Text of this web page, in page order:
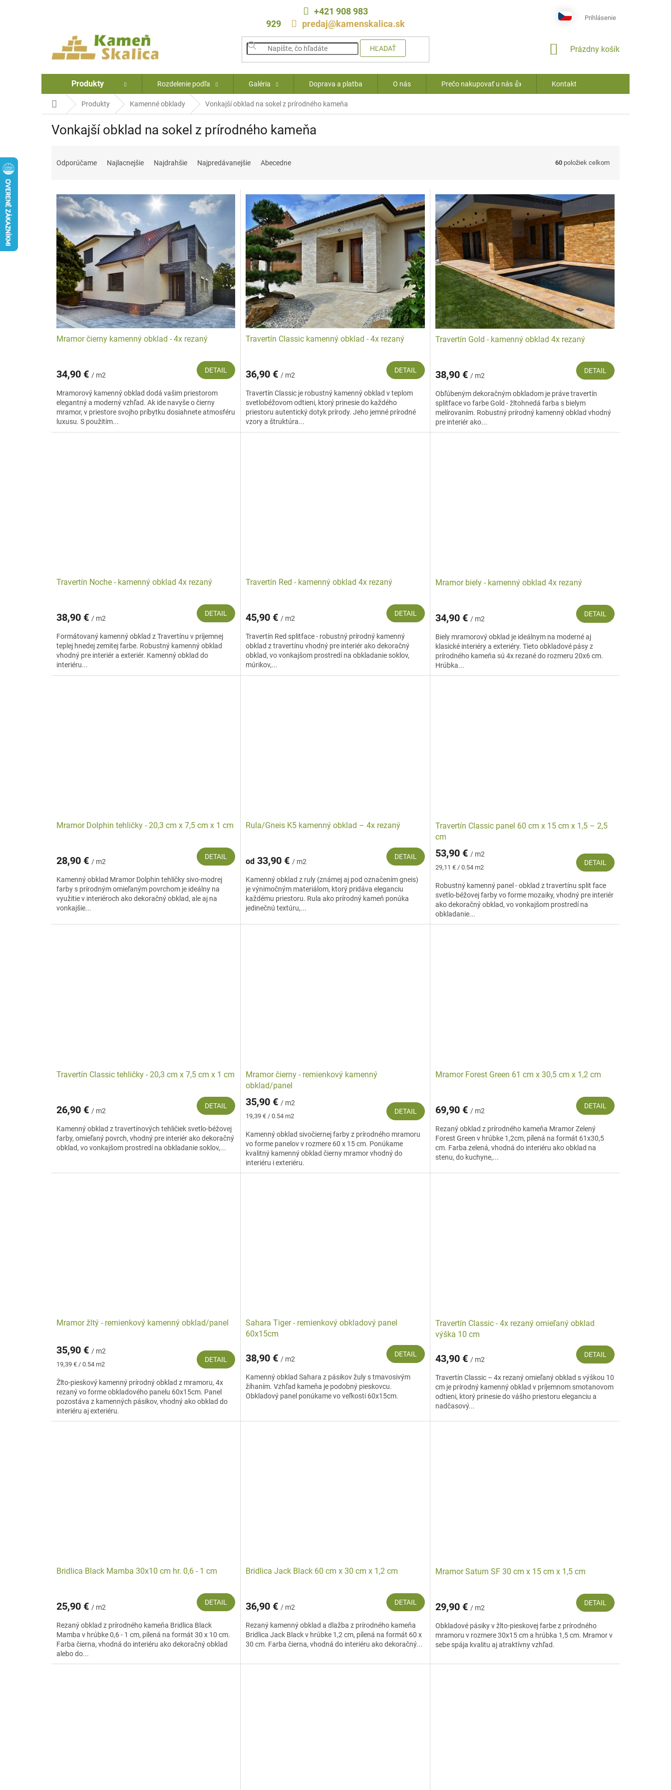
+421 908 983
929
predaj@kamenskalica.sk
Prihlásenie
HĽADAŤ
NÁKUPNÝ
Prázdny košík
Produkty Rozdelenie podľa Galéria Doprava a platba O nás Prečo nakupovať u nás 👍 Kontakt
DomovProdukty Kamenné obklady Vonkajší obklad na sokel z prírodného kameňa
Vonkajší obklad na sokel z prírodného kameňa
Odporúčame Najlacnejšie Najdrahšie Najpredávanejšie Abecedne 60 položiek celkom
V
Mramor čierny kamenný obklad - 4x rezaný
34,90 € / m2
DETAIL
Mramorový kamenný obklad dodá vašim priestorom
elegantný a moderný vzhľad. Ak ide navyše o čierny
mramor, v priestore svojho príbytku dosiahnete atmosféru
luxusu. S použitím...
Travertín Classic kamenný obklad - 4x rezaný
36,90 €/ m2
DETAIL
Travertín Classic je robustný kamenný obklad v teplom
svetlobéžovom odtieni, ktorý prinesie do každého
priestoru autentický dotyk prírody. Jeho jemné prírodné
vzory a štruktúra...
Travertín Gold - kamenný obklad 4x rezaný
38,90 € / m2
DETAIL
Obľúbeným dekoračným obkladom je práve travertín
splitface vo farbe Gold - žltohnedá farba s bielym
melírovaním. Robustný prírodný kamenný obklad vhodný
pre interiér ako...
Travertín Noche - kamenný obklad 4x rezaný
38,90 € / m2
DETAIL
Formátovaný kamenný obklad z Travertínu v príjemnej
teplej hnedej zemitej farbe. Robustný kamenný obklad
vhodný pre interiér a exteriér. Kamenný obklad do
interiéru...
Travertín Red - kamenný obklad 4x rezaný
45,90 €/ m2
DETAIL
Travertín Red splitface - robustný prírodný kamenný
obklad z travertínu vhodný pre interiér ako dekoračný
obklad, vo vonkajšom prostredí na obkladanie soklov,
múrikov,...
Mramor biely - kamenný obklad 4x rezaný
34,90 € / m2
DETAIL
Biely mramorový obklad je ideálnym na moderné aj
klasické interiéry a exteriéry. Tieto obkladové pásy z
prírodného kameňa sú 4x rezané do rozmeru 20x6 cm.
Hrúbka...
Mramor Dolphin tehličky - 20,3 cm x 7,5 cm x 1 cm
28,90 € / m2
DETAIL
Kamenný obklad Mramor Dolphin tehličky sivo-modrej
farby s prírodným omieľaným povrchom je ideálny na
využitie v interiéroch ako dekoračný obklad, ale aj na
vonkajšie...
Rula/Gneis K5 kamenný obklad – 4x rezaný
od 33,90 €/ m2
DETAIL
Kamenný obklad z ruly (známej aj pod označením gneis)
je výnimočným materiálom, ktorý pridáva eleganciu
každému priestoru. Rula ako prírodný kameň ponúka
jedinečnú textúru,...
Travertín Classic panel 60 cm x 15 cm x 1,5 – 2,5
cm
53,90 € / m2
Jednotková
29,11 € / 0.54 m2
DETAIL
Robustný kamenný panel - obklad z travertínu split face
svetlo-béžovej farby vo forme mozaiky, vhodný pre interiér
ako dekoračný obklad, vo vonkajšom prostredí na
obkladanie...
Travertín Classic tehličky - 20,3 cm x 7,5 cm x 1 cm
26,90 € / m2
DETAIL
Kamenný obklad z travertínových tehličiek svetlo-béžovej
farby, omieľaný povrch, vhodný pre interiér ako dekoračný
obklad, vo vonkajšom prostredí na obkladanie soklov,...
Mramor čierny - remienkový kamenný
obklad/panel
35,90 € / m2
Jednotková
19,39 € / 0.54 m2
DETAIL
Kamenný obklad sivočiernej farby z prírodného mramoru
vo forme panelov v rozmere 60 x 15 cm. Ponúkame
kvalitný kamenný obklad čierny mramor vhodný do
interiéru i exteriéru.
Mramor Forest Green 61 cm x 30,5 cm x 1,2 cm
69,90 € / m2
DETAIL
Rezaný obklad z prírodného kameňa Mramor Zelený
Forest Green v hrúbke 1,2cm, pílená na formát 61x30,5
cm. Farba zelená, vhodná do interiéru ako obklad na
stenu, do kuchyne,...
Mramor žltý - remienkový kamenný obklad/panel
35,90 € / m2
Jednotková
19,39 € / 0.54 m2
DETAIL
Žlto-pieskový kamenný prírodný obklad z mramoru, 4x
rezaný vo forme obkladového panelu 60x15cm. Panel
pozostáva z kamenných pásikov, vhodný ako obklad do
interiéru aj exteriéru.
Sahara Tiger - remienkový obkladový panel
60x15cm
38,90 €/ m2
DETAIL
Kamenný obklad Sahara z pásikov žuly s tmavosivým
žíhaním. Vzhľad kameňa je podobný pieskovcu.
Obkladový panel ponúkame vo veľkosti 60x15cm.
Travertín Classic - 4x rezaný omieľaný obklad
výška 10 cm
43,90 € / m2
DETAIL
Travertín Classic – 4x rezaný omieľaný obklad s výškou 10
cm je prírodný kamenný obklad v príjemnom smotanovom
odtieni, ktorý prinesie do vášho priestoru eleganciu a
nadčasový...
Bridlica Black Mamba 30x10 cm hr. 0,6 - 1 cm
25,90 € / m2
DETAIL
Rezaný obklad z prírodného kameňa Bridlica Black
Mamba v hrúbke 0,6 - 1 cm, pílená na formát 30 x 10 cm.
Farba čierna, vhodná do interiéru ako dekoračný obklad
alebo do...
Bridlica Jack Black 60 cm x 30 cm x 1,2 cm
36,90 €/ m2
DETAIL
Rezaný kamenný obklad a dlažba z prírodného kameňa
Bridlica Jack Black v hrúbke 1,2 cm, pílená na formát 60 x
30 cm. Farba čierna, vhodná do interiéru ako dekoračný...
Mramor Saturn SF 30 cm x 15 cm x 1,5 cm
29,90 € / m2
DETAIL
Obkladové pásiky v žlto-pieskovej farbe z prírodného
mramoru v rozmere 30x15 cm a hrúbka 1,5 cm. Mramor v
sebe spája kvalitu aj atraktívny vzhľad.